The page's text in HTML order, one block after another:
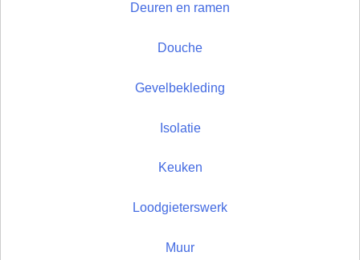
Deuren en ramen
Douche
Gevelbekleding
Isolatie
Keuken
Loodgieterswerk
Muur